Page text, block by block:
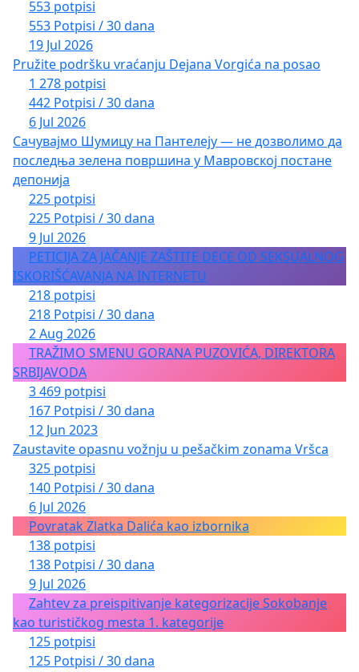
553 potpisi
553 Potpisi / 30 dana
19 Jul 2026
Pružite podršku vraćanju Dejana Vorgića na posao
1 278 potpisi
442 Potpisi / 30 dana
6 Jul 2026
Сачувајмо Шумицу на Пантелеју — не дозволимо да
последња зелена површина у Мавровској постане
депонија
225 potpisi
225 Potpisi / 30 dana
9 Jul 2026
PETICIJA ZA JAČANJE ZAŠTITE DECE OD SEKSUALNOG
ISKORIŠĆAVANJA NA INTERNETU
218 potpisi
218 Potpisi / 30 dana
2 Aug 2026
TRAŽIMO SMENU GORANA PUZOVIĆA, DIREKTORA
SRBIJAVODA
3 469 potpisi
167 Potpisi / 30 dana
12 Jun 2023
Zaustavite opasnu vožnju u pešačkim zonama Vršca
325 potpisi
140 Potpisi / 30 dana
6 Jul 2026
Povratak Zlatka Dalića kao izbornika
138 potpisi
138 Potpisi / 30 dana
9 Jul 2026
Zahtev za preispitivanje kategorizacije Sokobanje
kao turističkog mesta 1. kategorije
125 potpisi
125 Potpisi / 30 dana